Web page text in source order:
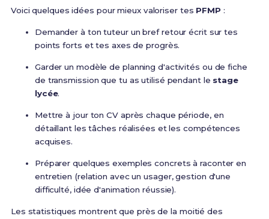
Voici quelques idées pour mieux valoriser tes PFMP :
Demander à ton tuteur un bref retour écrit sur tes
points forts et tes axes de progrès.
Garder un modèle de planning d'activités ou de fiche
de transmission que tu as utilisé pendant le stage
lycée.
Mettre à jour ton CV après chaque période, en
détaillant les tâches réalisées et les compétences
acquises.
Préparer quelques exemples concrets à raconter en
entretien (relation avec un usager, gestion d'une
difficulté, idée d'animation réussie).
Les statistiques montrent que près de la moitié des